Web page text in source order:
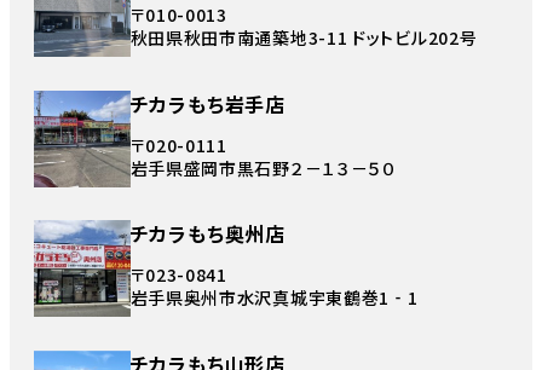
〒010-0013
秋田県秋田市南通築地3-11 ドットビル202号
チカラもち岩手店
〒020-0111
岩手県盛岡市黒石野２－１３－５０
チカラもち奥州店
〒023-0841
岩手県奥州市水沢真城宇東鶴巻1‐1
チカラもち山形店